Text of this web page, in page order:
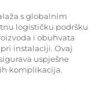
s globalnim
logističku podršku
i obuhvata
instalaciji. Ovaj
uspješne
komplikacija.